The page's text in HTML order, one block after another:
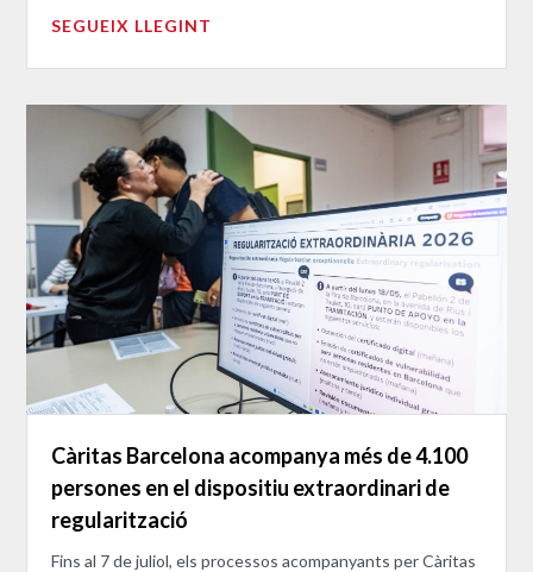
SEGUEIX LLEGINT
Càritas Barcelona acompanya més de 4.100
persones en el dispositiu extraordinari de
regularització
Fins al 7 de juliol, els processos acompanyants per Càritas